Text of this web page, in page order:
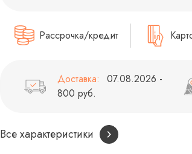
Рассрочка/кредит
Доставка:
07.08.2026 -
800 руб.
Все характеристики